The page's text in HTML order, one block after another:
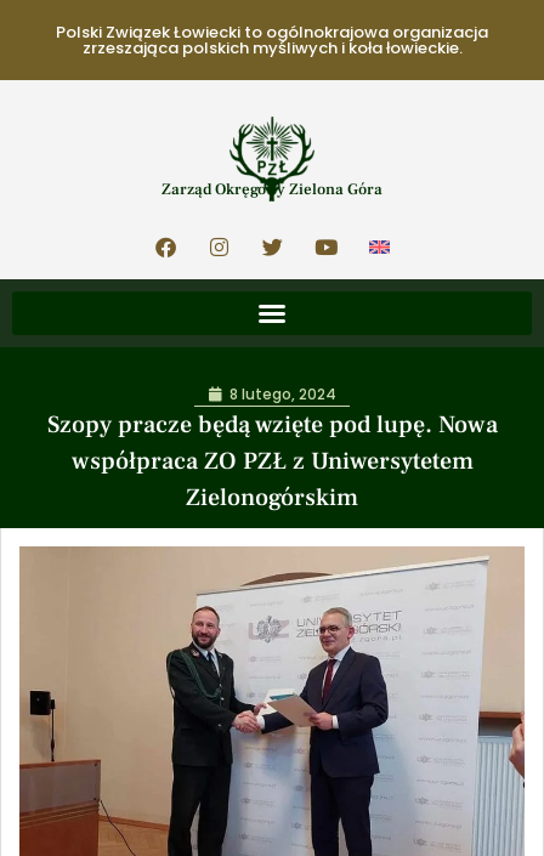
Polski Związek Łowiecki to ogólnokrajowa organizacja
zrzeszająca polskich myśliwych i koła łowieckie.
Zarząd Okręgowy Zielona Góra
Szopy pracze będą wzięte pod lupę. Nowa
współpraca ZO PZŁ z Uniwersytetem
Zielonogórskim
8 lutego, 2024